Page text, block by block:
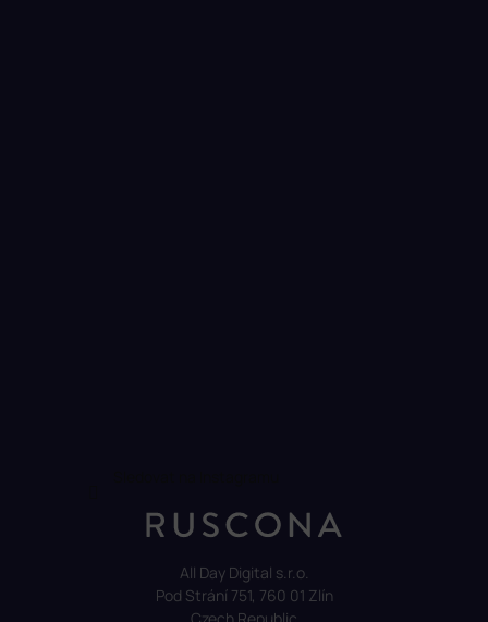
All Day Digital s.r.o.
Pod Strání 751, 760 01 Zlín